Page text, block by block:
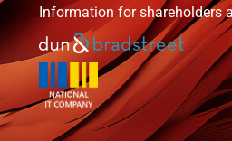
Information for shareholders